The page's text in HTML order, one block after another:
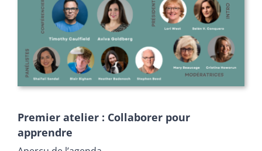
Premier atelier : Collaborer pour
apprendre